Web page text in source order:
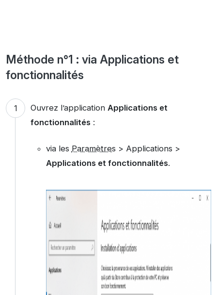
Méthode n°1 : via Applications et
fonctionnalités
Ouvrez l’application Applications et
fonctionnalités:
via les Paramètres > Applications >
Applications et fonctionnalités.